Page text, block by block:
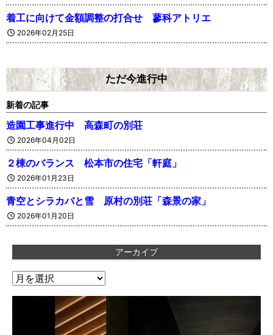
着工に向けて金額調整の打合せ 蓼科アトリエ
2026年02月25日
ただ今進行中
新着の記事
造園工事進行中 高森町の別荘
2026年04月02日
２棟のバランス 松本市の住宅「軒庭」
2026年01月23日
青空とシラカバと雪 原村の別荘「森景の家」
2026年01月20日
アーカイブ
ア